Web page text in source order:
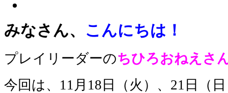
みなさん、 こんにちは！
プレイリーダーのちひろおねえさ
今回は、11月18日（火）、21日（